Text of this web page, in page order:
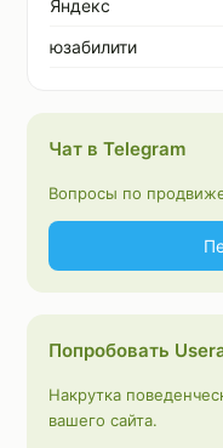
Яндекс
юзабилити
Чат в Telegram
Вопросы по
Попробовать
Накрутка
вашего сайта.